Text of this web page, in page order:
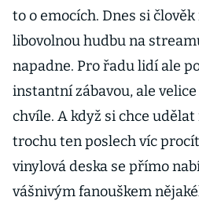
to o emocích. Dnes si
libovolnou hudbu na
napadne. Pro řadu lidí ale
instantní zábavou, ale
chvíle. A když si chce udělat
trochu ten poslech víc
vinylová deska se přímo
vášnivým fanouškem